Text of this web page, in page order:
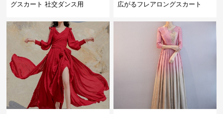
グスカート 社交ダンス用
広がるフレアロングスカート